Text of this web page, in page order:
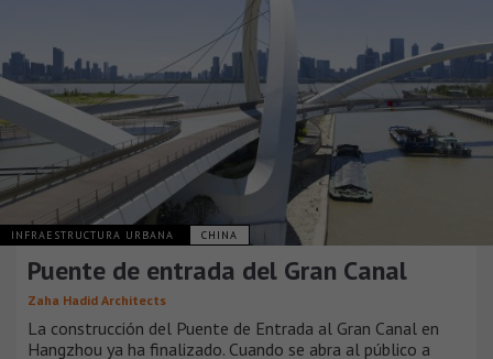
INFRAESTRUCTURA URBANA CHINA
Puente de entrada del Gran Canal
Zaha Hadid Architects
La construcción del Puente de Entrada al Gran Canal en
Hangzhou ya ha finalizado. Cuando se abra al público a